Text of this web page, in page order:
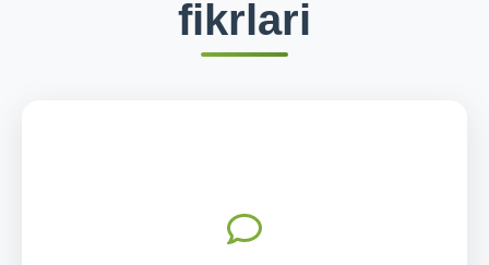
fikrlari